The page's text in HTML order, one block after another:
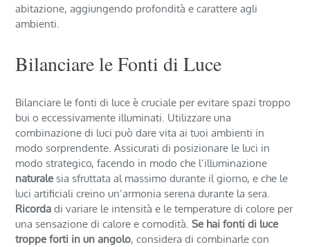
abitazione, aggiungendo profondità e carattere agli
ambienti.
Bilanciare le Fonti di Luce
Bilanciare le fonti di luce è cruciale per evitare spazi troppo
bui o eccessivamente illuminati. Utilizzare una
combinazione di luci può dare vita ai tuoi ambienti in
modo sorprendente. Assicurati di posizionare le luci in
modo strategico, facendo in modo che l’illuminazione
naturale sia sfruttata al massimo durante il giorno, e che le
luci artificiali creino un’armonia serena durante la sera.
Ricorda di variare le intensità e le temperature di colore per
una sensazione di calore e comodità.Se hai fonti di luce
troppe forti in un angolo, considera di combinarle con